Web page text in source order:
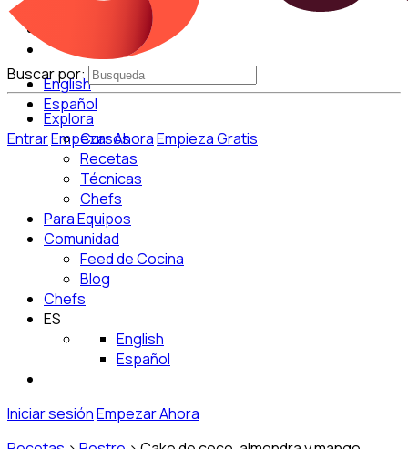
English
Español
EntrarEmpezar AhoraEmpieza Gratis
Buscar por:
Explora
Cursos
Recetas
Técnicas
Chefs
Para Equipos
Comunidad
Feed de Cocina
Blog
Chefs
ES
English
Español
Iniciar sesiónEmpezar Ahora